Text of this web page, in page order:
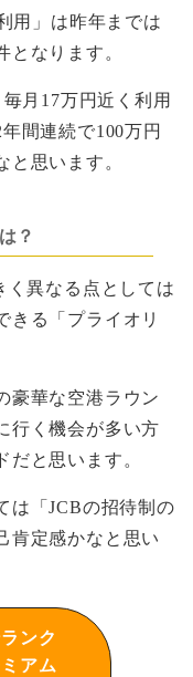
用」は昨年までは
となります。
月17万円近く利用
間連続で100万円
思います。
？
く異なる点としては
きる「プライオリ
豪華な空港ラウン
行く機会が多い方
と思います。
は「JCBの招待制の
肯定感かなと思い
ンク
アム